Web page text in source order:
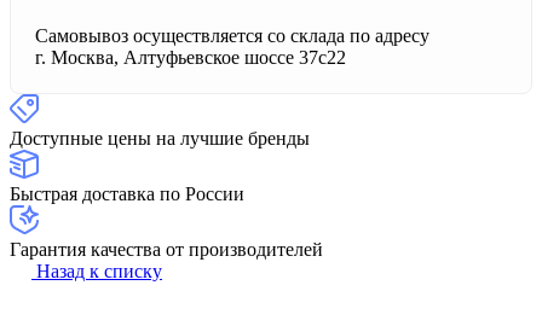
Самовывоз осуществляется со склада по адресу
г. Москва, Алтуфьевское шоссе 37с22
Доступные цены на лучшие бренды
Быстрая доставка по России
Гарантия качества от производителей
Назад к списку